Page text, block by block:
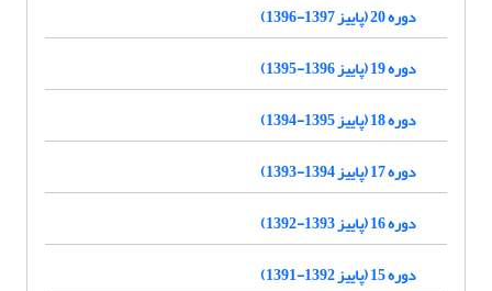
دوره 20 (پاییز 1397-1396)
دوره 19 (پاییز 1396-1395)
دوره 18 (پاییز 1395-1394)
دوره 17 (پاییز 1394-1393)
دوره 16 (پاییز 1393-1392)
دوره 15 (پاییز 1392-1391)